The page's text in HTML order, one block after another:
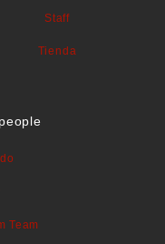
Staff
Tienda
Team